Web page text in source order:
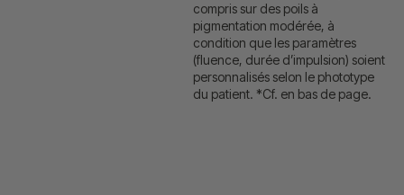
compris sur des poils à
pigmentation modérée, à
condition que les paramètres
(fluence, durée d’impulsion) soient
personnalisés selon le phototype
du patient. *Cf. en bas de page.